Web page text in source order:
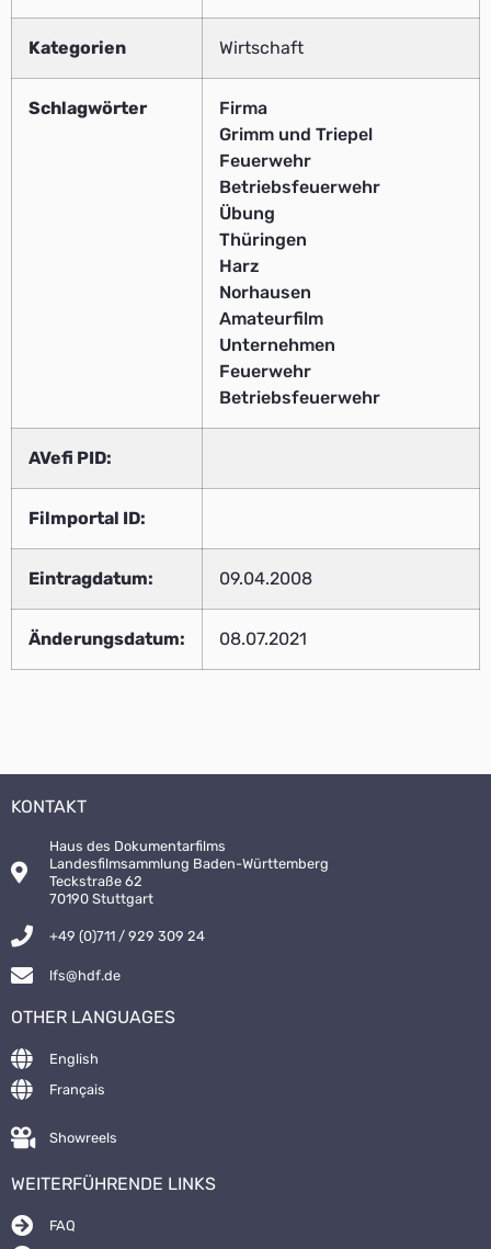
Kategorien Wirtschaft
Schlagwörter
Firma
Grimm und Triepel
Feuerwehr
Betriebsfeuerwehr
Übung
Thüringen
Harz
Norhausen
Amateurfilm
Unternehmen
Feuerwehr
Betriebsfeuerwehr
AVefi PID:
Filmportal ID:
Eintragdatum: 09.04.2008
Änderungsdatum: 08.07.2021
KONTAKT
Haus des Dokumentarfilms
Landesfilmsammlung Baden-Württemberg
Teckstraße 62
70190 Stuttgart
+49 (0)711 / 929 309 24
lfs@hdf.de
OTHER LANGUAGES
English
Français
Showreels
WEITERFÜHRENDE LINKS
FAQ